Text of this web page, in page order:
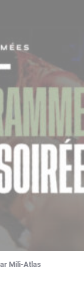
Mili-Atlas